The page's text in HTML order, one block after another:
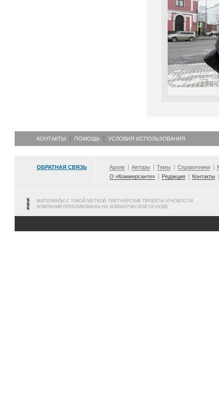
КОНТАКТЫ ПОМОЩЬ УСЛОВИЯ ИСПОЛЬЗОВАНИЯ
ОБРАТНАЯ СВЯЗЬ Архив Авторы Темы Справочники
О «Коммерсанте»
Редакция Контакты
МАТЕРИАЛЫ С ТАКОЙ МЕТКОЙ, ПАРТНЕРСКИЕ ПРОЕКТЫ И НОВОСТИ
КОМПАНИЙ ОПУБЛИКОВАНЫ НА КОММЕРЧЕСКОЙ ОСНОВЕ